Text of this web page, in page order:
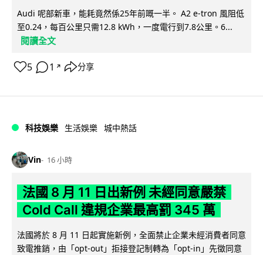
Audi 呢部新車，能耗竟然係25年前嘅一半。 A2 e-tron 風阻低
至0.24，每百公里只需12.8 kWh，一度電行到7.8公里。6...
閱讀全文
5 1 ↗ 分享
科技娛樂 生活娛樂 城中熱話
Vin 16 小時
法國 8 月 11 日出新例 未經同意嚴禁
Cold Call 違規企業最高罰 345 萬
法國將於 8 月 11 日起實施新例，全面禁止企業未經消費者同意
致電推銷，由「opt-out」拒接登記制轉為「opt-in」先徵同意